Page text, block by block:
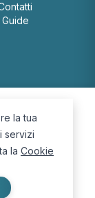
Guide
la tua
servizi
la Cookie